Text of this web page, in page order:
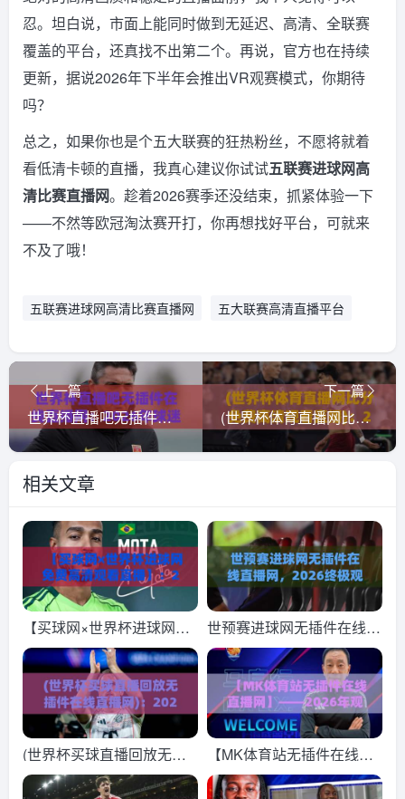
忍。坦白说，市面上能同时做到无延迟、高清、全联赛
覆盖的平台，还真找不出第二个。再说，官方也在持续
更新，据说2026年下半年会推出VR观赛模式，你期待
吗？
总之，如果你也是个五大联赛的狂热粉丝，不愿将就着
看低清卡顿的直播，我真心建议你试试五联赛进球网高
清比赛直播网。趁着2026赛季还没结束，抓紧体验一下
——不然等欧冠淘汰赛开打，你再想找好平台，可就来
不及了哦！
五联赛进球网高清比赛直播网 五大联赛高清直播平台
上一篇
世界杯直播吧无插件在线直播网：2026年球迷的免费高清观看秘籍【世界杯直播吧无插件在线直播网】
下一篇
(世界杯体育直播网比分免费高清观看直播)：2026年世界杯观赛神器来了！
相关文章
【买球网×世界杯进球网免
费高清观看直播】：2026
世界杯观赛新姿势，这些细
节你注意到了吗？
世预赛进球网无插件在线直
播网，2026终极观赛指
南！(世预赛进球网无插件
在线直播网)
(世界杯买球直播回放无插
件在线直播网)：2026年观
【MK体育站无插件在线直
播网】——2026年观赛新